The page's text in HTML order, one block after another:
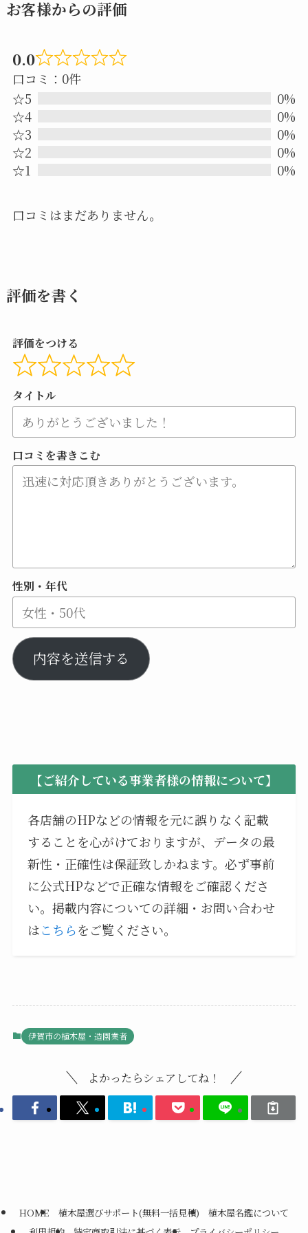
お客様からの評価
0.0
Rated
口コミ：0件
☆5
0%
☆4
0%
☆3
0%
☆2
0%
☆1
0%
口コミはまだありません。
評価を書く
評価をつける
タイトル
口コミを書きこむ
性別・年代
内容を送信する
【ご紹介している事業者様の情報について】
各店舗のHPなどの情報を元に誤りなく記載
することを心がけておりますが、データの最
新性・正確性は保証致しかねます。必ず事前
に公式HPなどで正確な情報をご確認くださ
い。掲載内容についての詳細・お問い合わせ
はこちらをご覧ください。
伊賀市の植木屋・造園業者
よかったらシェアしてね！
HOME 植木屋選びサポート(無料一括見積)
植木屋名鑑について